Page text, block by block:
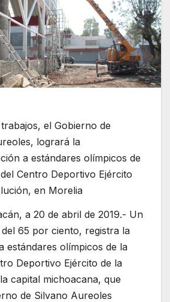
el Gobierno de
logrará la
a estándares olímpicos de
Centro Deportivo Ejército
en Morelia
a 20 de abril de 2019.- Un
65 por ciento, registra la
estándares olímpicos de la
Deportivo Ejército de la
capital michoacana, que
de Silvano Aureoles